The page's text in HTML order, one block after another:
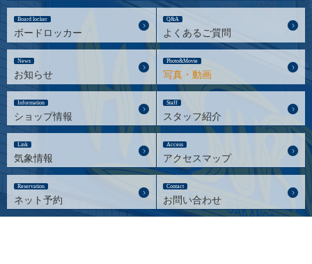
Board locker
ボードロッカー
Q&A
よくあるご質問
News
お知らせ
Photo&Movie
写真・動画
Information
ショップ情報
Staff
スタッフ紹介
Link
気象情報
Access
アクセスマップ
Reservation
ネット予約
Contact
お問い合わせ